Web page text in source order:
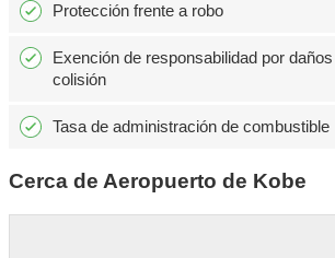
Protección frente a robo
Exención de responsabilidad por
colisión
Tasa de administración de combustible
Cerca de Aeropuerto de Kobe